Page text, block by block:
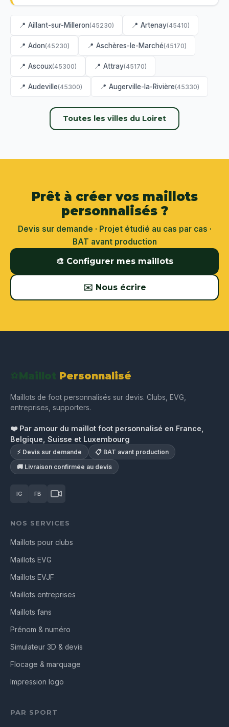
📍 Aillant-sur-Milleron(45230) 📍 Artenay(45410)
📍 Adon(45230) 📍 Aschères-le-Marché(45170)
📍 Ascoux(45300) 📍 Attray(45170)
📍 Audeville(45300) 📍 Augerville-la-Rivière(45330)
Toutes les villes du Loiret
Prêt à créer vos maillots
personnalisés ?
Devis sur demande · Projet étudié au cas par cas ·
BAT avant production
🎨 Configurer mes maillots
✉️ Nous écrire
⚽Maillot Personnalisé
Maillots de foot personnalisés sur devis. Clubs, EVG,
entreprises, supporters.
❤️ Par amour du maillot foot personnalisé en France,
Belgique, Suisse et Luxembourg
⚡ Devis sur demande
📋 BAT avant production
🚚 Livraison confirmée au devis
IG FB
NOS SERVICES
Maillots pour clubs
Maillots EVG
Maillots EVJF
Maillots entreprises
Maillots fans
Prénom & numéro
Simulateur 3D & devis
Flocage & marquage
Impression logo
PAR SPORT